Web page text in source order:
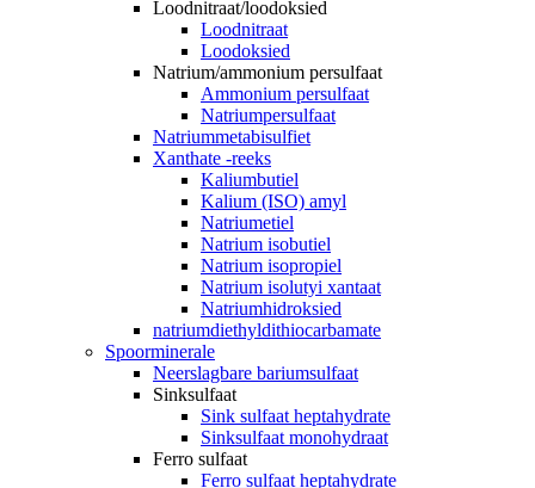
Loodnitraat/loodoksied
Loodnitraat
Loodoksied
Natrium/ammonium persulfaat
Ammonium persulfaat
Natriumpersulfaat
Natriummetabisulfiet
Xanthate -reeks
Kaliumbutiel
Kalium (ISO) amyl
Natriumetiel
Natrium isobutiel
Natrium isopropiel
Natrium isolutyi xantaat
Natriumhidroksied
natriumdiethyldithiocarbamate
Spoorminerale
Neerslagbare bariumsulfaat
Sinksulfaat
Sink sulfaat heptahydrate
Sinksulfaat monohydraat
Ferro sulfaat
Ferro sulfaat heptahydrate